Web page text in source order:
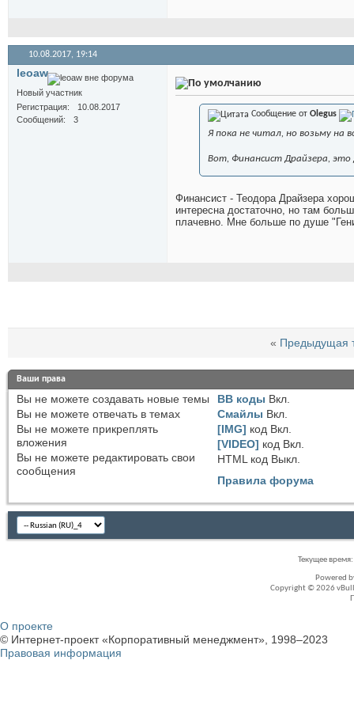
10.08.2017, 19:14
leoaw
Новый участник
Регистрация
10.08.2017
Сообщений
3
Сообщение от Olegus
Я пока не читал, но возьму на
Вот, Финансист Драйзера, это
Финансист - Теодора Драйзера
интересна достаточно, но там
плачевно. Мне больше по душе
« Предыдущая
Ваши права
Вы не можете создавать новые темы
Вы не можете отвечать в темах
Вы не можете прикреплять
вложения
Вы не можете редактировать свои
сообщения
BB коды Вкл.
Смайлы Вкл.
[IMG] код Вкл.
[VIDEO] код Вкл.
HTML код Выкл.
Правила форума
Текущее время:
Powered
Copyright © 2026
О проекте
© Интернет-проект «Корпоративный менеджмент», 1998–2023
Правовая информация